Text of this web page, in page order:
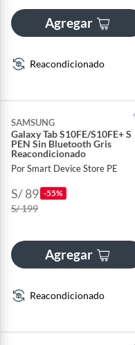
Agregar
Reacondicionado
SAMSUNG
Galaxy Tab S10FE/S10FE+ S
PEN Sin Bluetooth Gris
Reacondicionado
Por Smart Device Store PE
S/ 89 -55%
S/ 199
Agregar
Reacondicionado